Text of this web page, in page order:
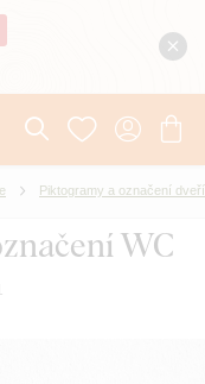
Piktogramy a označení dveří
WC